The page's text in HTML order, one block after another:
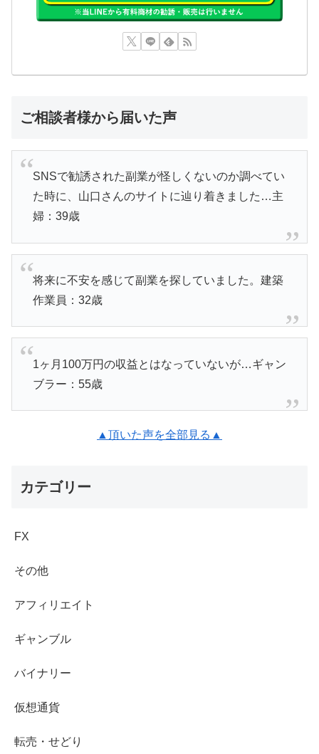
ご相談者様から届いた声
SNSで勧誘された副業が怪しくないのか調べてい
た時に、山口さんのサイトに辿り着きました…主
婦：39歳
将来に不安を感じて副業を探していました。建築
作業員：32歳
1ヶ月100万円の収益とはなっていないが…ギャン
ブラー：55歳
▲頂いた声を全部見る▲
カテゴリー
FX
その他
アフィリエイト
ギャンブル
バイナリー
仮想通貨
転売・せどり